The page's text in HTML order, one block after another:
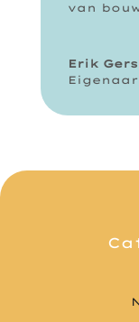
van
Erik
Eigenaar